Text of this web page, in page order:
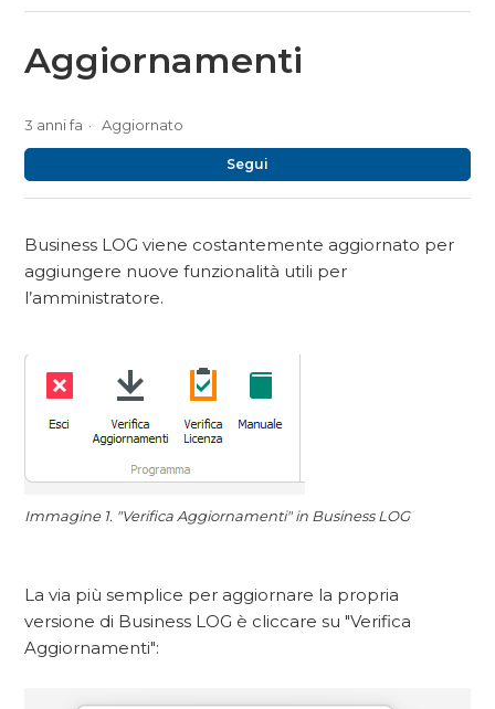
Aggiornamenti
3 anni fa Aggiornato
Segui
Business LOG viene costantemente aggiornato per
aggiungere nuove funzionalità utili per
l’amministratore.
Immagine 1. "Verifica Aggiornamenti" in Business LOG
La via più semplice per aggiornare la propria
versione di Business LOG è cliccare su "Verifica
Aggiornamenti":